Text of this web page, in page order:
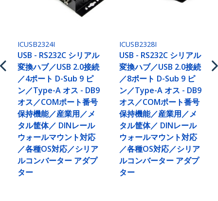
ICUSB2324I
USB - RS232C シリアル
変換ハブ／USB 2.0接続
／4ポート D-Sub 9 ピ
ン／Type-A オス - DB9
オス／COMポート番号
保持機能／産業用／メ
タル筐体／ DINレール
ウォールマウント対応
／各種OS対応／シリア
ルコンバーター アダプ
ター
ICUSB2328I
USB - RS232C シリアル
変換ハブ／USB 2.0接続
／8ポート D-Sub 9 ピ
ン／Type-A オス - DB9
オス／COMポート番号
保持機能／産業用／メ
タル筐体／ DINレール
ウォールマウント対応
／各種OS対応／シリア
ルコンバーター アダプ
ター